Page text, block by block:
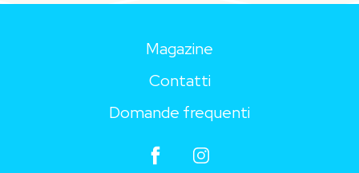
Magazine
Contatti
Domande frequenti